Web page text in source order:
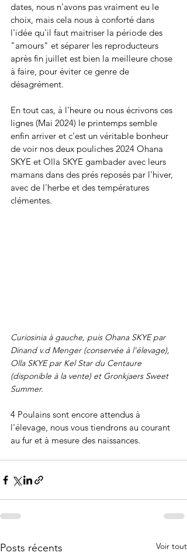
dates, nous n'avons pas vraiment eu le
choix, mais cela nous à conforté dans
l'idée qu'il faut maitriser la période des
"amours" et séparer les reproducteurs
après fin juillet est bien la meilleure chose
à faire, pour éviter ce genre de
désagrément.
En tout cas, à l'heure ou nous écrivons ces
lignes (Mai 2024) le printemps semble
enfin arriver et c'est un véritable bonheur
de voir nos deux pouliches 2024 Ohana
SKYE et Olla SKYE gambader avec leurs
mamans dans des prés reposés par l'hiver,
avec de l'herbe et des températures
clémentes.
Curiosinia à gauche, puis Ohana SKYE par
Dinand v.d Menger (conservée à l'élevage),
Olla SKYE par Kel Star du Centaure
(disponible à la vente) et Gronkjaers Sweet
Summer.
4 Poulains sont encore attendus à
l'élevage, nous vous tiendrons au courant
au fur et à mesure des naissances.
Posts récents Voir tout